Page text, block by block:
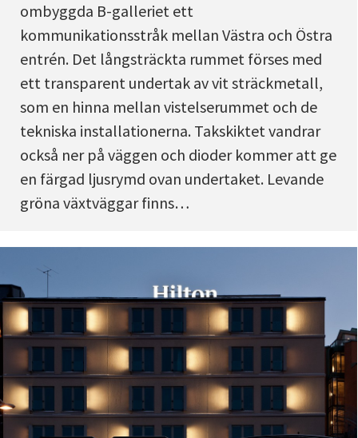
ombyggda B-galleriet ett
kommunikationsstråk mellan Västra och Östra
entrén. Det långsträckta rummet förses med
ett transparent undertak av vit sträckmetall,
som en hinna mellan vistelserummet och de
tekniska installationerna. Takskiktet vandrar
också ner på väggen och dioder kommer att ge
en färgad ljusrymd ovan undertaket. Levande
gröna växtväggar finns…